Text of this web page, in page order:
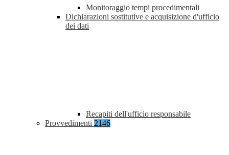
Monitoraggio tempi procedimentali
Dichiarazioni sostitutive e acquisizione d'ufficio
dei dati
Recapiti dell'ufficio responsabile
Provvedimenti 2146